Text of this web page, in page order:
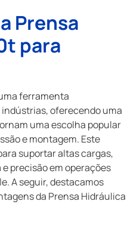
Prensa
para
ferramenta
oferecendo uma
uma escolha popular
e montagem. Este
suportar altas cargas,
precisão em operações
A seguir, destacamos
da Prensa Hidráulica